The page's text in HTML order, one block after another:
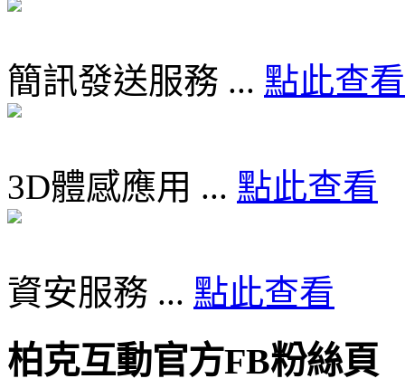
簡訊發送服務 ... 點此查看
3D體感應用 ... 點此查看
資安服務 ... 點此查看
柏克互動官方FB粉絲頁